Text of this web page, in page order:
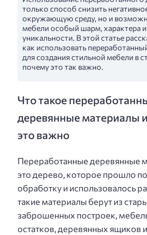
только способ снизить
окружающую среду, но и
мебели особый шарм, характера и
уникальности. В этой статье
как использовать
для создания стильной мебели в
почему это так важно.
Что такое
деревянные материалы
это важно
Переработанные деревянные
это дерево, которое прошло
обработку и использовалось
такие материалы берут из
заброшенных построек,
остатков, деревянных ящиков